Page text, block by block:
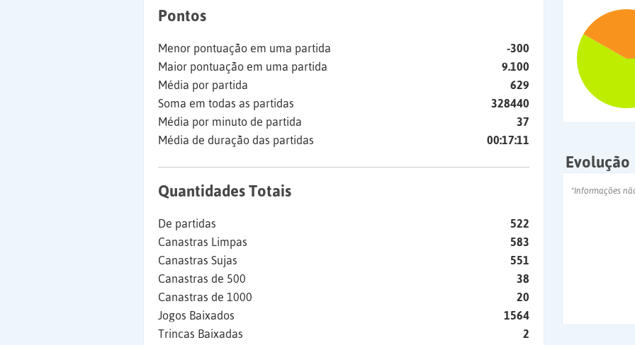
Pontos
Menor pontuação em uma partida
-300
Maior pontuação em uma partida
9.100
Média por partida
629
Soma em todas as partidas
328440
Média por minuto de partida
37
Média de duração das partidas
00:17:11
Quantidades Totais
De partidas
522
Canastras Limpas
583
Canastras Sujas
551
Canastras de 500
38
Canastras de 1000
20
Jogos Baixados
1564
Trincas Baixadas
2
Evolução
*Informações